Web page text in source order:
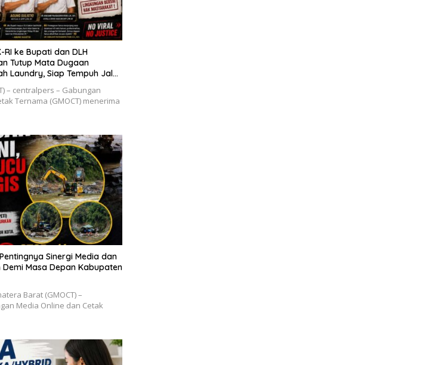
RI ke Bupati dan DLH
Tutup Mata Dugaan
Laundry, Siap Tempuh Jalur
– centralpers – Gabungan
Ternama (GMOCT) menerima
Sinergi Media dan
Demi Masa Depan Kabupaten
Barat (GMOCT) –
Media Online dan Cetak